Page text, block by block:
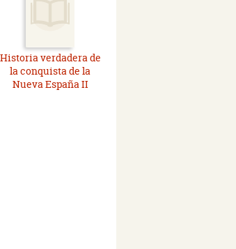
Historia verdadera de
la conquista de la
Nueva España II